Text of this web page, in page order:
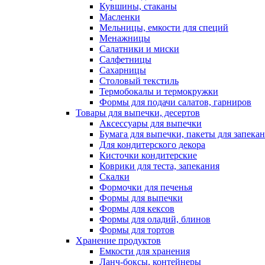
Кувшины, стаканы
Масленки
Мельницы, емкости для специй
Менажницы
Салатники и миски
Салфетницы
Сахарницы
Столовый текстиль
Термобокалы и термокружки
Формы для подачи салатов, гарниров
Товары для выпечки, десертов
Аксессуары для выпечки
Бумага для выпечки, пакеты для
Для кондитерского декора
Кисточки кондитерские
Коврики для теста, запекания
Скалки
Формочки для печенья
Формы для выпечки
Формы для кексов
Формы для оладий, блинов
Формы для тортов
Хранение продуктов
Емкости для хранения
Ланч-боксы, контейнеры